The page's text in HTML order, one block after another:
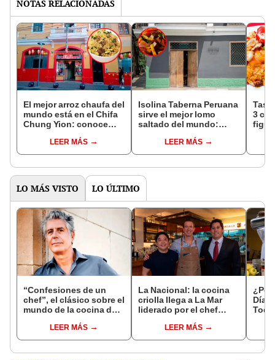
NOTAS RELACIONADAS
El mejor arroz chaufa del
mundo está en el Chifa
Chung Yion: conoce
ubicaciónLEER MÁS
Isolina Taberna Peruana
sirve el mejor lomo
saltado del mundo:
precios?LEER MÁS
3
LO MÁS VISTO LO ÚLTIMO
“Confesiones de un
chef”, el clásico sobre el
mundo de la cocina de
LEER MÁS
La Nacional: la cocina
criolla llega a La Mar
liderado por el chef
LEER MÁS
¿Por
Día